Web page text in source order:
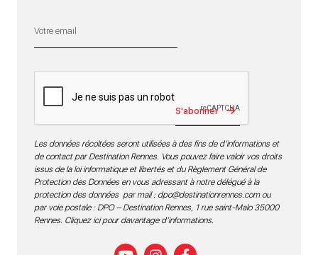
S'abonner
Les données récoltées seront utilisées à des fins de d’informations et
de contact par Destination Rennes. Vous pouvez faire valoir vos droits
issus de la loi informatique et libertés et du Règlement Général de
Protection des Données en vous adressant à notre délégué à la
protection des données par mail : dpo@destinationrennes.comou
par voie postale : DPO – Destination Rennes, 1 rue saint-Malo 35000
Rennes. Cliquez ici pour davantage d’informations.